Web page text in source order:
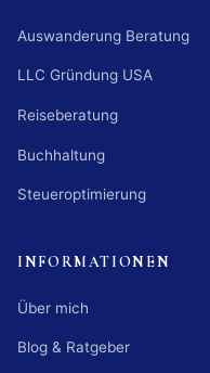
Auswanderung Beratung
LLC Gründung USA
Reiseberatung
Buchhaltung
Steueroptimierung
INFORMATIONEN
Über mich
Blog & Ratgeber